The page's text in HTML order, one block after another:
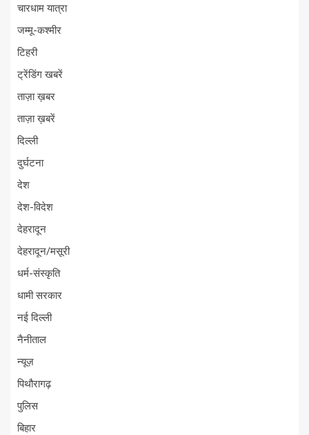
चारधाम यात्रा
जम्मू-कश्मीर
टिहरी
ट्रेंडिंग खबरें
ताज़ा ख़बर
ताज़ा ख़बरें
दिल्ली
दुर्घटना
देश
देश-विदेश
देहरादून
देहरादून/मसूरी
धर्म-संस्कृति
धामी सरकार
नई दिल्ली
नैनीताल
न्यूज़
पिथौरागढ़
पुलिस
बिहार